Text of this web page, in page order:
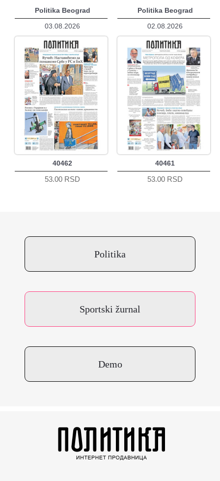
Politika Beograd
03.08.2026
40462
53.00 RSD
Politika Beograd
02.08.2026
40461
53.00 RSD
Politika
Sportski žurnal
Demo